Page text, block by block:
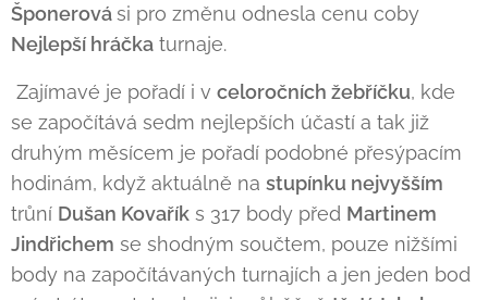
Šponerovási pro změnu odnesla cenu coby
Nejlepší hráčka turnaje.
Zajímavé je pořadí i v celoročních žebříčku, kde
se započítává sedm nejlepších účastí a tak již
druhým měsícem je pořadí podobné přesýpacím
hodinám, když aktuálně na stupínku nejvyšším
trůní Dušan Kovařík s 317 body před Martinem
Jindřichem se shodným součtem, pouze nižšími
body na započítávaných turnajích a jen jeden bod